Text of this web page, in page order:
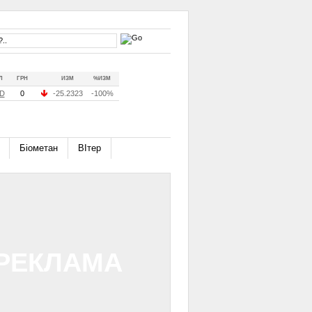
ГРН ИЗМ %ИЗМ
0 -25.2323 -100%
Біометан ВІтер